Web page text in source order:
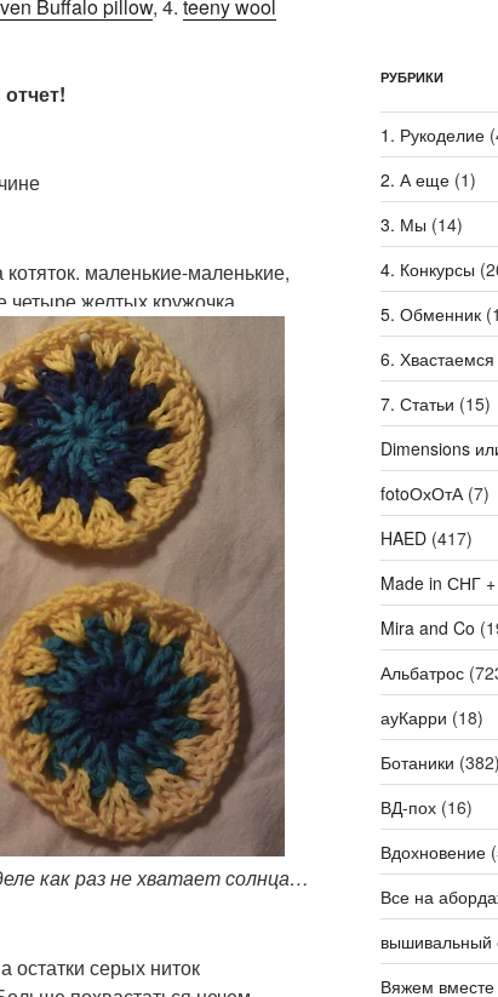
Buffalo pillow, 4. teeny wool
маленькие-маленькие,
желтых кружочка
как раз не хватает солнца…
остатки серых ниток
РУБРИКИ
1. Рукоделие
2. А еще(1)
3. Мы (14)
4. Конкурсы
5. Обменник
6. Хвастаемся
7. Статьи (15)
Dimensions
fotoОхОтА(7)
HAED(417)
Made in СНГ
Mira and Co
Альбатрос
ауКарри (18)
Ботаники
ВД-пох(16)
Вдохновение
Все на
вышивальный
Вяжем вместе